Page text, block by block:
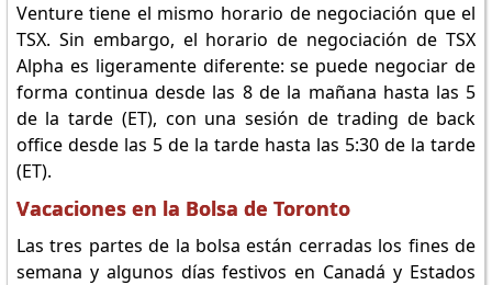
Venture tiene el mismo horario de negociación que el
TSX. Sin embargo, el horario de negociación de TSX
Alpha es ligeramente diferente: se puede negociar de
forma continua desde las 8 de la mañana hasta las 5
de la tarde (ET), con una sesión de trading de back
office desde las 5 de la tarde hasta las 5:30 de la tarde
(ET).
Vacaciones en la Bolsa de Toronto
Las tres partes de la bolsa están cerradas los fines de
semana y algunos días festivos en Canadá y Estados